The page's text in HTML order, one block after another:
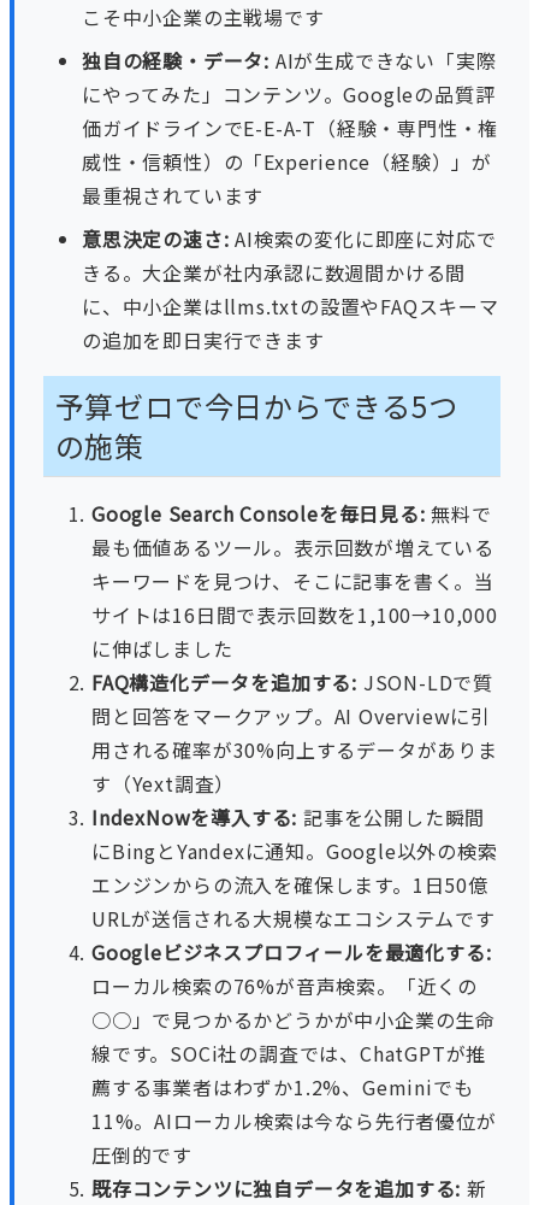
こそ中小企業の主戦場です
独自の経験・データ: AIが生成できない「実際
にやってみた」コンテンツ。Googleの品質評
価ガイドラインでE-E-A-T（経験・専門性・権
威性・信頼性）の「Experience（経験）」が
最重視されています
意思決定の速さ: AI検索の変化に即座に対応で
きる。大企業が社内承認に数週間かける間
に、中小企業はllms.txtの設置やFAQスキーマ
の追加を即日実行できます
予算ゼロで今日からできる5つ
の施策
Google Search Consoleを毎日見る: 無料で
最も価値あるツール。表示回数が増えている
キーワードを見つけ、そこに記事を書く。当
サイトは16日間で表示回数を1,100→10,000
に伸ばしました
FAQ構造化データを追加する: JSON-LDで質
問と回答をマークアップ。AI Overviewに引
用される確率が30%向上するデータがありま
す（Yext調査）
IndexNowを導入する: 記事を公開した瞬間
にBingとYandexに通知。Google以外の検索
エンジンからの流入を確保します。1日50億
URLが送信される大規模なエコシステムです
Googleビジネスプロフィールを最適化する:
ローカル検索の76%が音声検索。「近くの
○○」で見つかるかどうかが中小企業の生命
線です。SOCi社の調査では、ChatGPTが推
薦する事業者はわずか1.2%、Geminiでも
11%。AIローカル検索は今なら先行者優位が
圧倒的です
既存コンテンツに独自データを追加する: 新